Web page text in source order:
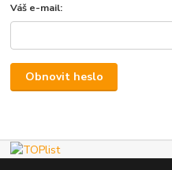
Váš e-mail:
Obnovit heslo